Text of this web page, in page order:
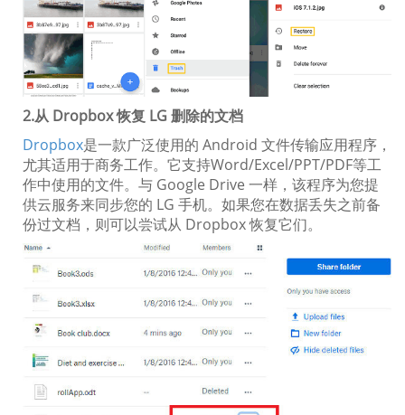
2.从 Dropbox 恢复 LG 删除的文档
Dropbox是一款广泛使用的 Android 文件传输应用程序，
尤其适用于商务工作。它支持Word/Excel/PPT/PDF等工
作中使用的文件。与 Google Drive 一样，该程序为您提
供云服务来同步您的 LG 手机。如果您在数据丢失之前备
份过文档，则可以尝试从 Dropbox 恢复它们。